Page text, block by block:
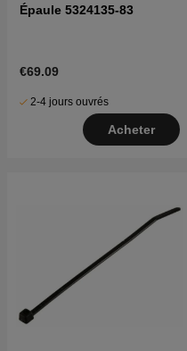
Épaule 5324135-83
€69.09
2-4 jours ouvrés
Acheter